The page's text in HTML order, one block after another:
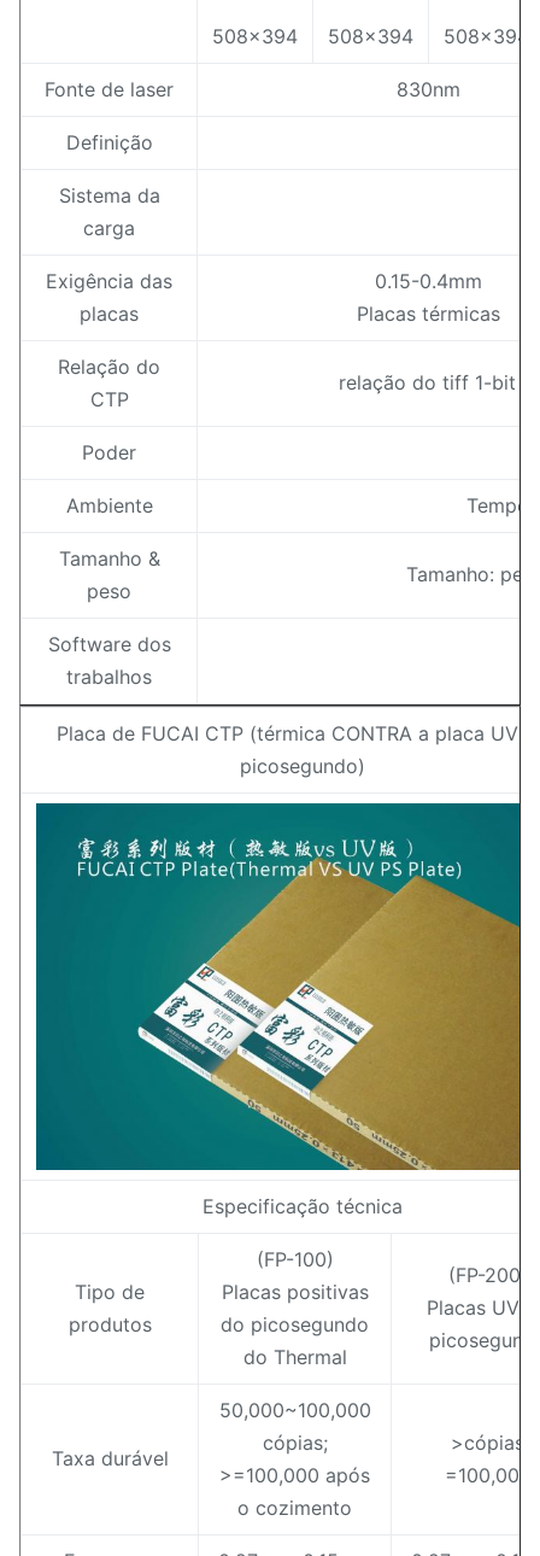
508x394 508x394 508x394
Fonte de laser 830nm
Definição
Sistema da
carga
Exigência das
placas
0.15-0.4mm
Placas térmicas
Relação do
CTP
relação do tiff 1-bit e
Poder
Ambiente
Tamanho &
peso
Tamanho:
Software dos
trabalhos
Placa de FUCAI CTP (térmica CONTRA a placa UV
picosegundo)
Especificação técnica
Tipo de
produtos
(FP-100)
Placas positivas
do picosegundo
do Thermal
(FP-200)
Placas UV
Taxa durável
50,000~100,000
cópias;
>=100,000 após
o cozimento
>cópias
=100,000